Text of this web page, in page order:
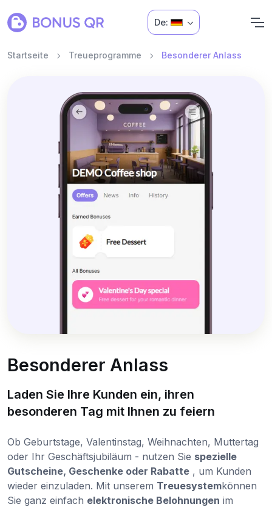
De:
Startseite Treueprogramme Besonderer Anlass
Besonderer Anlass
Laden Sie Ihre Kunden ein, ihren
besonderen Tag mit Ihnen zu feiern
Ob Geburtstage, Valentinstag, Weihnachten, Muttertag
oder Ihr Geschäftsjubiläum - nutzen Sie spezielle
Gutscheine, Geschenke oder Rabatte , um Kunden
wieder einzuladen. Mit unserem Treuesystemkönnen
Sie ganz einfach elektronische Belohnungen im